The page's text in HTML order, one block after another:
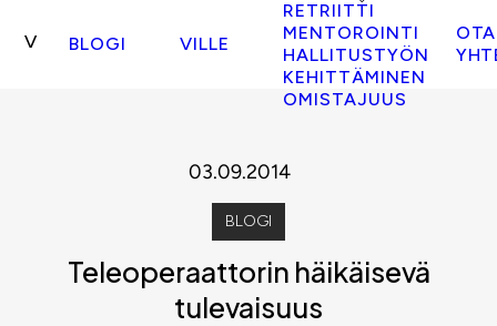
BLOGI VILLE
RETRIITTI
MENTOROINTI
HALLITUSTYÖN
KEHITTÄMINEN
OMISTAJUUS
OTA
03.09.2014
BLOGI
Teleoperaattorin häikäisevä
tulevaisuus